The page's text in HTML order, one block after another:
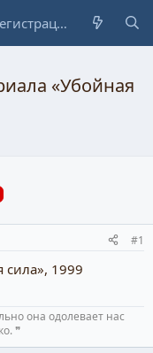
Регистрация
«Убoйная
#1
она одолевает нас
❞